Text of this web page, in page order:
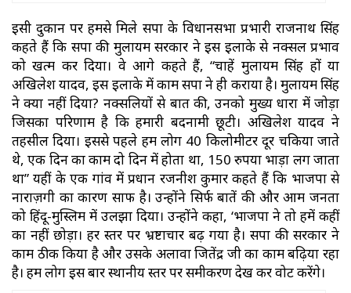
इसी दुकान पर हमसे मिले सपा के विधानसभा प्रभारी राजनाथ सिंह
कहते हैं कि सपा की मुलायम सरकार ने इस इलाके से नक्सल प्रभाव
को खत्म कर दिया। वे आगे कहते हैं, “चाहें मुलायम सिंह हों या
अखिलेश यादव, इस इलाके में काम सपा ने ही कराया है। मुलायम सिंह
ने क्या नहीं दिया? नक्सलियों से बात की, उनको मुख्य धारा में जोड़ा
जिसका परिणाम है कि हमारी बदनामी छूटी। अखिलेश यादव ने
तहसील दिया। इससे पहले हम लोग 40 किलोमीटर दूर चकिया जाते
थे, एक दिन का काम दो दिन में होता था, 150 रुपया भाड़ा लग जाता
था” यहीं के एक गांव में प्रधान रजनीश कुमार कहते हैं कि भाजपा से
नाराज़गी का कारण साफ है। उन्होंने सिर्फ बातें की और आम जनता
को हिंदू-मुस्लिम में उलझा दिया। उन्होंने कहा, ‘भाजपा ने तो हमें कहीं
का नहीं छोड़ा। हर स्तर पर भ्रष्टाचार बढ़ गया है। सपा की सरकार ने
काम ठीक किया है और उसके अलावा जितेंद्र जी का काम बढ़िया रहा
है। हम लोग इस बार स्थानीय स्तर पर समीकरण देख कर वोट करेंगे।